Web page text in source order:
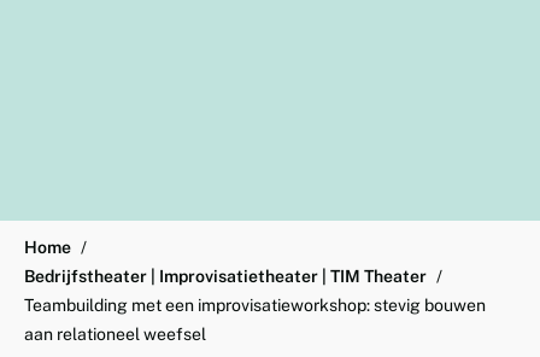
Home
Bedrijfstheater | Improvisatietheater | TIM Theater
Teambuilding met een improvisatieworkshop: stevig bouwen
aan relationeel weefsel